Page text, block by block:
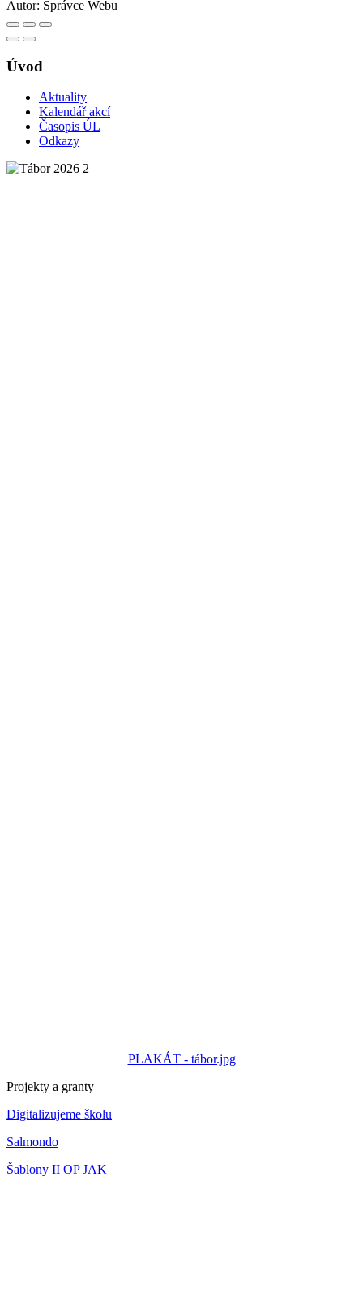
Autor: Správce Webu
Úvod
Aktuality
Kalendář akcí
Časopis ÚL
Odkazy
PLAKÁT - tábor.jpg
Projekty a granty
Digitalizujeme školu
Salmondo
Šablony II OP JAK